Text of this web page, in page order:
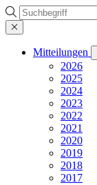
Suche
Mitteilungen
2026
2025
2024
2023
2022
2021
2020
2019
2018
2017